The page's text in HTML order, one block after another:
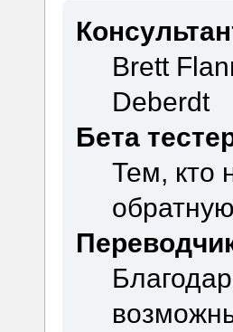
Brett
Deberdt
Бета
Тем, кто